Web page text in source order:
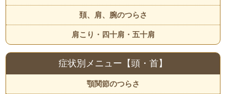
頚、肩、腕のつらさ
肩こり・四十肩・五十肩
症状別メニュー【頭・首】
顎関節のつらさ